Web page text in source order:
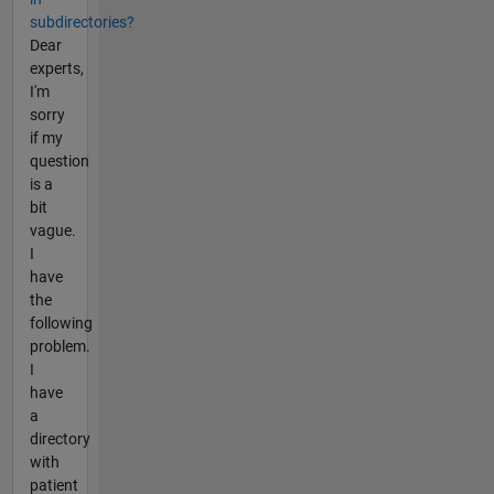
subdirectories?
Dear
experts,
I'm
sorry
if my
question
is a
bit
vague.
I
have
the
following
problem.
I
have
a
directory
with
patient